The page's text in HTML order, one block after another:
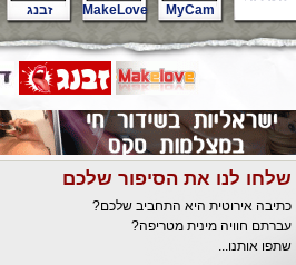
זבנג MakeLove MyCam
שלחו לנו את הסיפור שלכם
כתיבה אירוטית היא התחביב שלכם?
עברתם חוויה מינית מטריפה?
שתפו אותנו...